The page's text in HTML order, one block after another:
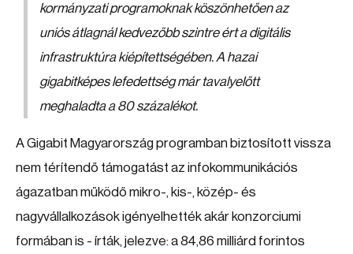
kormányzati programoknak köszönhetően az
uniós átlagnál kedvezőbb szintre ért a digitális
infrastruktúra kiépítettségében. A hazai
gigabitképes lefedettség már tavalyelőtt
meghaladta a 80 százalékot.
A Gigabit Magyarország programban biztosított vissza
nem térítendő támogatást az infokommunikációs
ágazatban működő mikro-, kis-, közép- és
nagyvállalkozások igényelhették akár konzorciumi
formában is - írták, jelezve: a 84,86 milliárd forintos